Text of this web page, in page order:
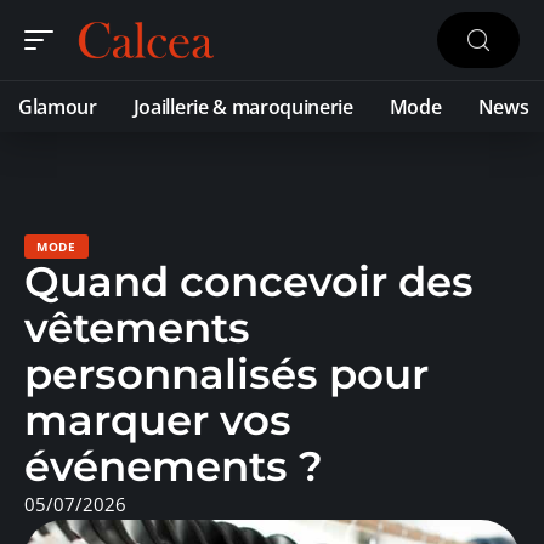
Glamour Joaillerie & maroquinerie Mode News
MODE
Quand concevoir des
vêtements
personnalisés pour
marquer vos
événements ?
05/07/2026